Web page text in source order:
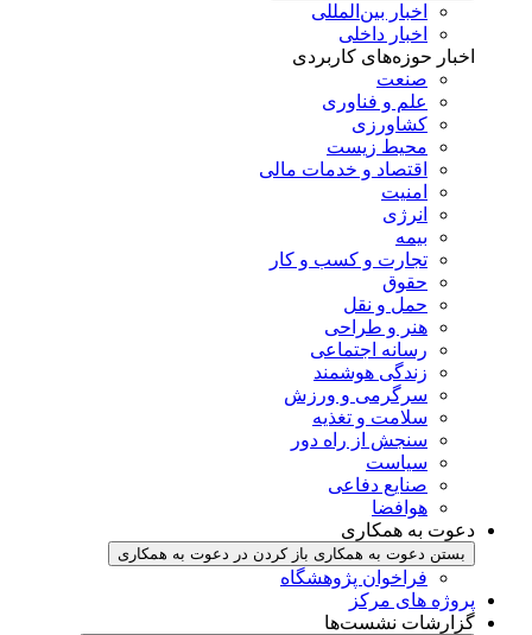
اخبار بین‌المللی
اخبار داخلی
اخبار حوزه‌های کاربردی
صنعت
علم و فناوری
کشاورزی
محیط زیست
اقتصاد و خدمات مالی
امنیت
انرژی
بیمه
تجارت و کسب و کار
حقوق
حمل و نقل
هنر و طراحی
رسانه اجتماعی
زندگی هوشمند
سرگرمی و ورزش
سلامت و تغذیه
سنجش از راه دور
سیاست
صنایع دفاعی
هوافضا
دعوت به همکاری
بستن دعوت به همکاری باز کردن در دعوت به همکاری
فراخوان پژوهشگاه
پروژه های مرکز
گزارشات نشست‌ها